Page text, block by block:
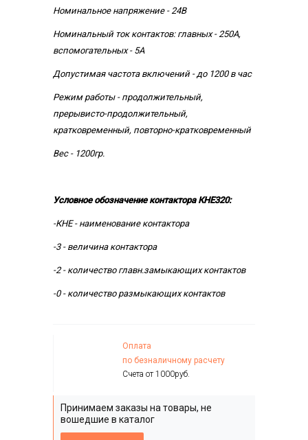
Номинальное напряжение - 24В
Номинальный ток контактов: главных - 250А,
вспомогательных - 5А
Допустимая частота включений - до 1200 в час
Режим работы - продолжительный,
прерывисто-продолжительный,
кратковременный, повторно-кратковременный
Вес - 1200гр.
Условное обозначение контактора КНЕ320:
-КНЕ - наименование контактора
-3 - величина контактора
-2 - количество главн.замыкающих контактов
-0 - количество размыкающих контактов
Оплата
по безналичному расчету
Счета от 1000руб.
Принимаем заказы на товары, не
вошедшие в каталог